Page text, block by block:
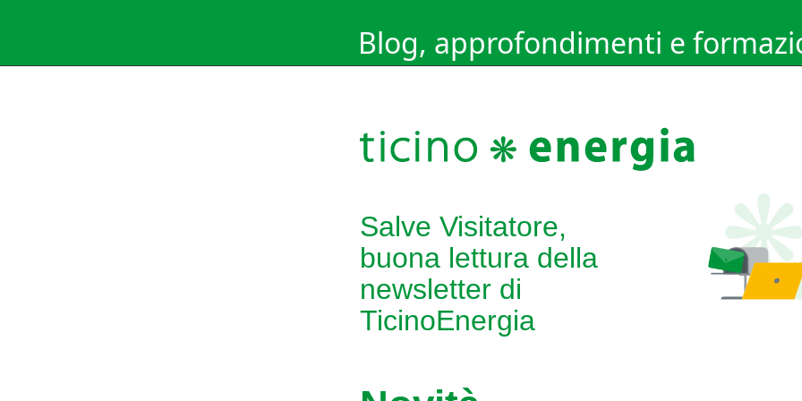
Blog, approfondimenti e
Salve Visitatore,
buona lettura della
newsletter di
TicinoEnergia